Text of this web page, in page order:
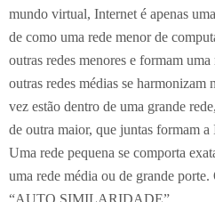
mundo virtual, Internet é apenas
de como uma rede menor de
outras redes menores e formam
outras redes médias se harmonizam
vez estão dentro de uma grande
de outra maior, que juntas formam a
Uma rede pequena se comporta
uma rede média ou de grande
“AUTO SIMILARIDADE”